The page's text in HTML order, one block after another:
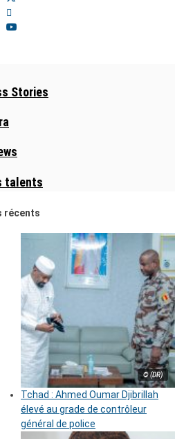
Stories
talents
récents
© (DR)
Tchad : Ahmed Oumar Djibrillah
élevé au grade de contrôleur
général de police